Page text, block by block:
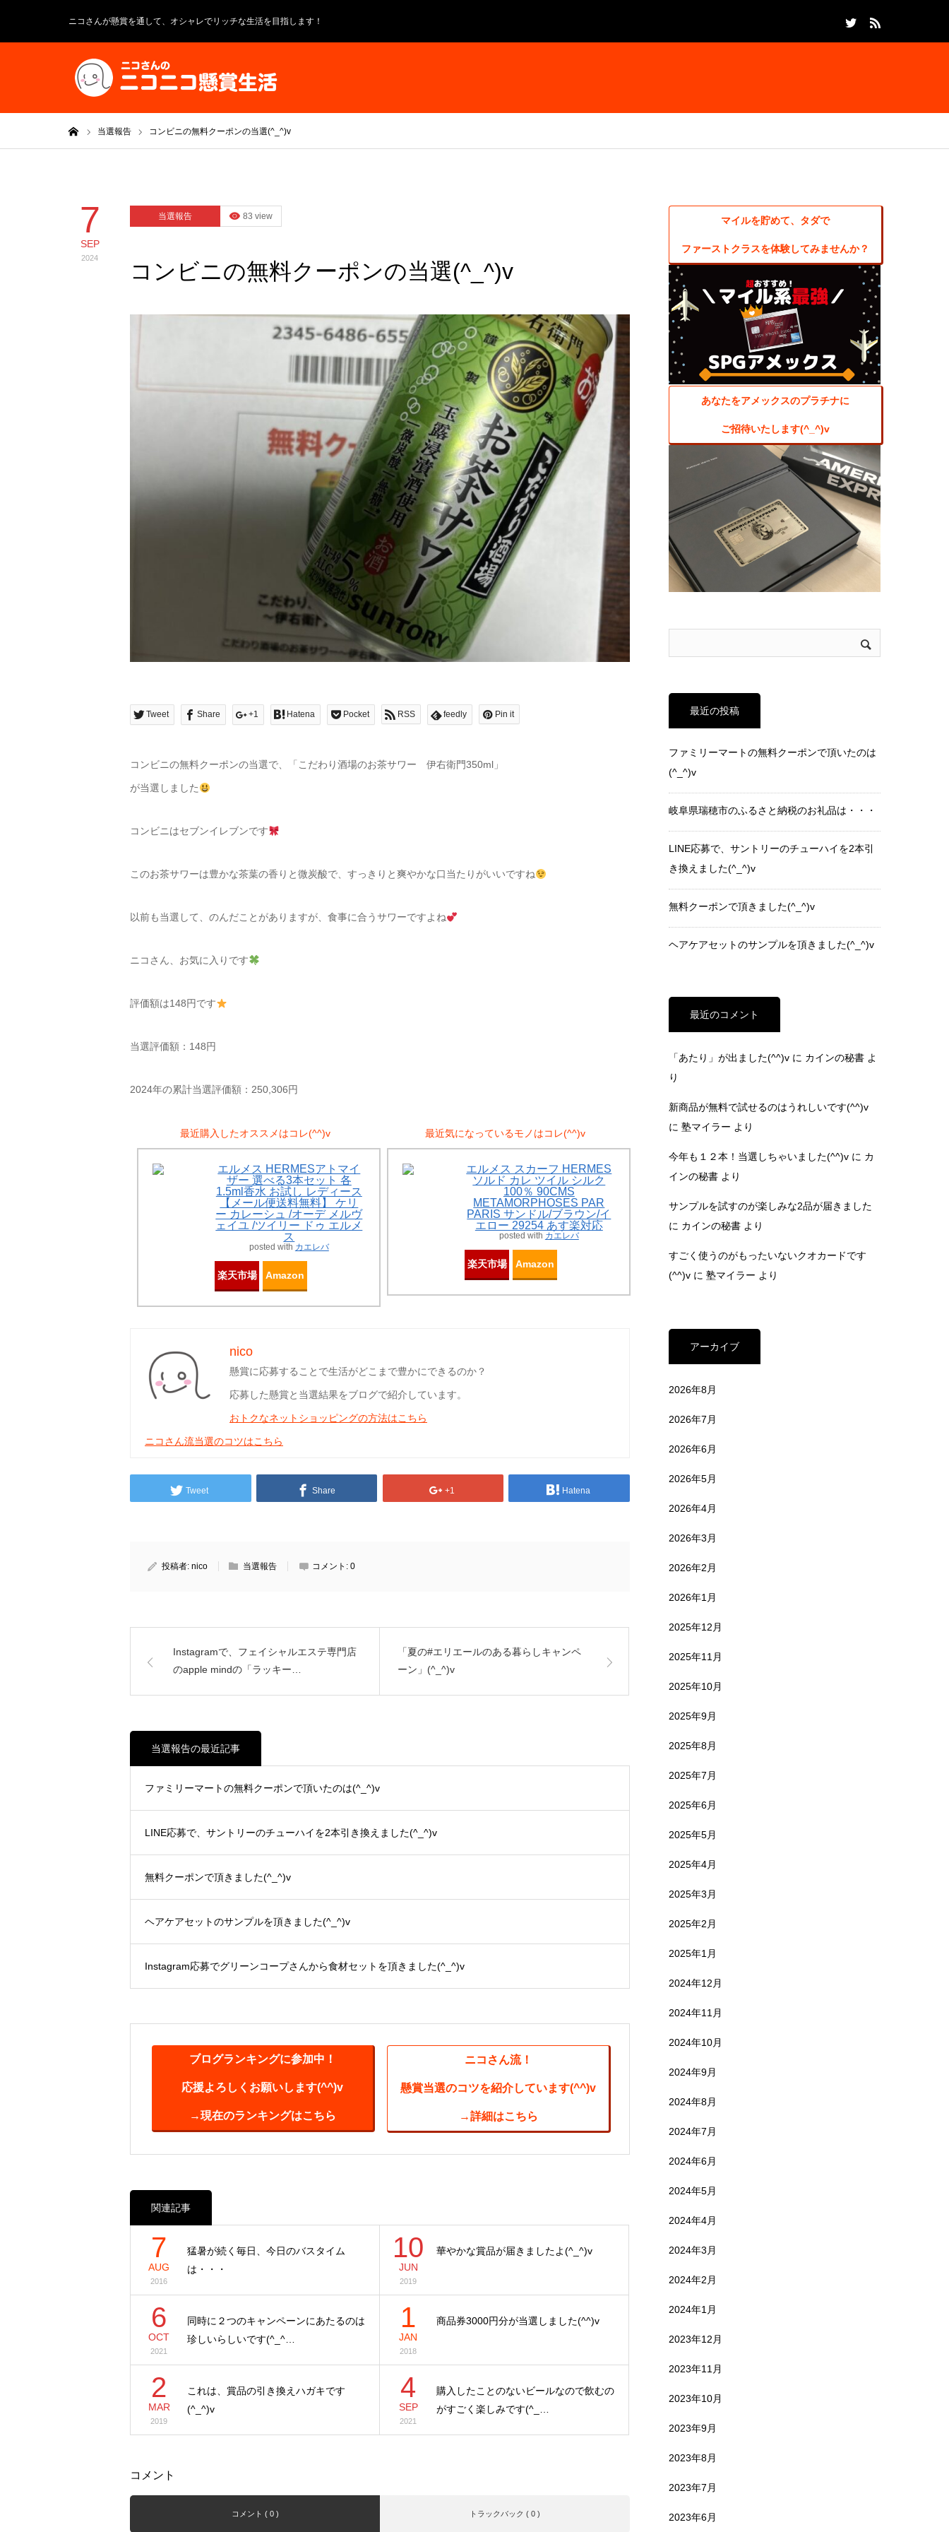
ニコさんが懸賞を通して、オシャレでリッチな生活を目指します！
当選報告 コンビニの無料クーポンの当選(^_^)v
7
SEP
2024
当選報告 83 view
コンビニの無料クーポンの当選(^_^)v
Tweet Share +1 Hatena Pocket RSS feedly Pin it
コンビニの無料クーポンの当選で、「こだわり酒場のお茶サワー 伊右衛門350ml」
が当選しました
コンビニはセブンイレブンです
このお茶サワーは豊かな茶葉の香りと微炭酸で、すっきりと爽やかな口当たりがいいですね
以前も当選して、のんだことがありますが、食事に合うサワーですよね
ニコさん、お気に入りです
評価額は148円です
当選評価額：148円
2024年の累計当選評価額：250,306円
最近購入したオススメはコレ(^^)v
エルメス HERMESアトマイ
ザー 選べる3本セット 各
1.5ml香水 お試し レディース
【メール便送料無料】 ケリ
ー カレーシュ /オーデ メルヴ
ェイユ /ツイリー ドゥ エルメ
ス
posted with カエレバ
楽天市場 Amazon
最近気になっているモノはコレ(^^)v
エルメス スカーフ HERMES
ソルド カレ ツイル シルク
100％ 90CMS
METAMORPHOSES PAR
PARIS サンドル/ブラウン/イ
エロー 29254 あす楽対応
posted with カエレバ
楽天市場 Amazon
nico
懸賞に応募することで生活がどこまで豊かにできるのか？
応募した懸賞と当選結果をブログで紹介しています。
おトクなネットショッピングの方法はこちら
ニコさん流当選のコツはこちら
Tweet Share +1 Hatena
投稿者: nico 当選報告 コメント: 0
Instagramで、フェイシャルエステ専門店
のapple mindの「ラッキー…
「夏の#エリエールのある暮らしキャンペ
ーン」(^_^)v
当選報告の最近記事
ファミリーマートの無料クーポンで頂いたのは(^_^)v
LINE応募で、サントリーのチューハイを2本引き換えました(^_^)v
無料クーポンで頂きました(^_^)v
ヘアケアセットのサンプルを頂きました(^_^)v
Instagram応募でグリーンコープさんから食材セットを頂きました(^_^)v
ブログランキングに参加中！
応援よろしくお願いします(^^)v
→現在のランキングはこちら
ニコさん流！
懸賞当選のコツを紹介しています(^^)v
→詳細はこちら
関連記事
7
AUG
2016
猛暑が続く毎日、今日のバスタイム
は・・・
10
JUN
2019
華やかな賞品が届きましたよ(^_^)v
6
OCT
2021
同時に２つのキャンペーンにあたるのは
珍しいらしいです(^_^…
1
JAN
2018
商品券3000円分が当選しました(^^)v
2
MAR
2019
これは、賞品の引き換えハガキです
(^_^)v
4
SEP
2021
購入したことのないビールなので飲むの
がすごく楽しみです(^_…
コメント
コメント ( 0 ) トラックバック ( 0 )
マイルを貯めて、タダで
ファーストクラスを体験してみませんか？
あなたをアメックスのプラチナに
ご招待いたします(^_^)v
最近の投稿
ファミリーマートの無料クーポンで頂いたのは
(^_^)v
岐阜県瑞穂市のふるさと納税のお礼品は・・・
LINE応募で、サントリーのチューハイを2本引
き換えました(^_^)v
無料クーポンで頂きました(^_^)v
ヘアケアセットのサンプルを頂きました(^_^)v
最近のコメント
「あたり」が出ました(^^)v に カインの秘書 よ
り
新商品が無料で試せるのはうれしいです(^^)v
に 塾マイラー より
今年も１２本！当選しちゃいました(^^)v に カ
インの秘書 より
サンプルを試すのが楽しみな2品が届きました
に カインの秘書 より
すごく使うのがもったいないクオカードです
(^^)v に 塾マイラー より
アーカイブ
2026年8月
2026年7月
2026年6月
2026年5月
2026年4月
2026年3月
2026年2月
2026年1月
2025年12月
2025年11月
2025年10月
2025年9月
2025年8月
2025年7月
2025年6月
2025年5月
2025年4月
2025年3月
2025年2月
2025年1月
2024年12月
2024年11月
2024年10月
2024年9月
2024年8月
2024年7月
2024年6月
2024年5月
2024年4月
2024年3月
2024年2月
2024年1月
2023年12月
2023年11月
2023年10月
2023年9月
2023年8月
2023年7月
2023年6月